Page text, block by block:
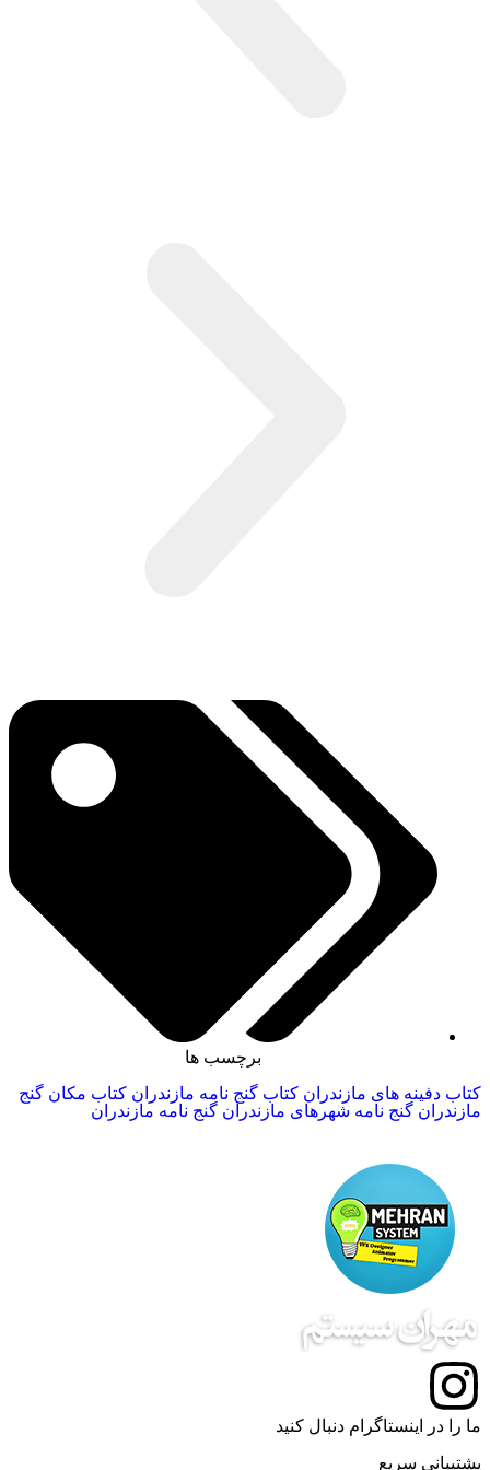
برچسب ها
کتاب دفینه های مازندران کتاب گنج نامه مازندران کتاب مکان گنج
مازندران گنج نامه شهرهای مازندران گنج نامه مازندران
ما را در اینستاگرام دنبال کنید
پشتیبانی سریع